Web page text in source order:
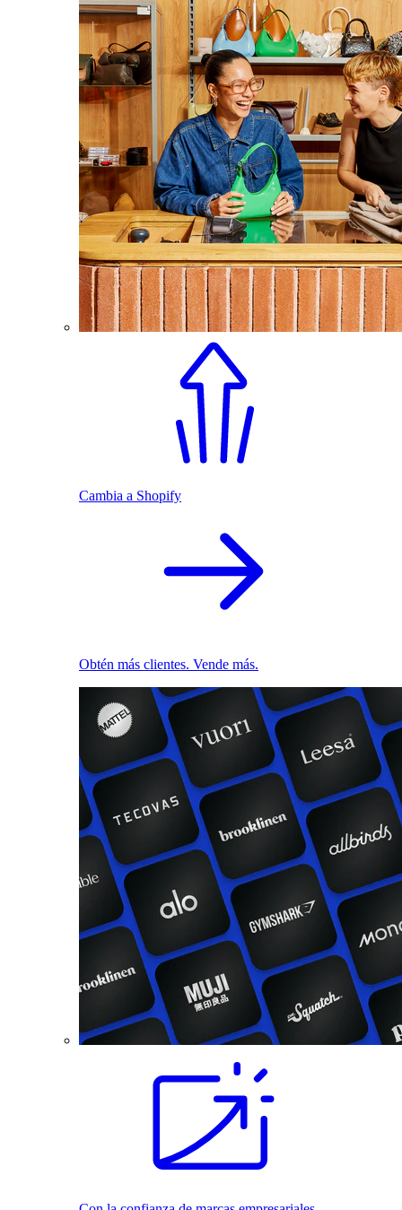
Cambia a Shopify
Obtén más clientes. Vende más.